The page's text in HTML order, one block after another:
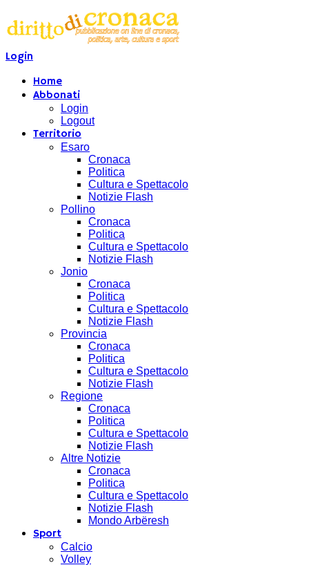
Login
Home
Abbonati
Login
Logout
Territorio
Esaro
Cronaca
Politica
Cultura e Spettacolo
Notizie Flash
Pollino
Cronaca
Politica
Cultura e Spettacolo
Notizie Flash
Jonio
Cronaca
Politica
Cultura e Spettacolo
Notizie Flash
Provincia
Cronaca
Politica
Cultura e Spettacolo
Notizie Flash
Regione
Cronaca
Politica
Cultura e Spettacolo
Notizie Flash
Altre Notizie
Cronaca
Politica
Cultura e Spettacolo
Notizie Flash
Mondo Arbëresh
Sport
Calcio
Volley